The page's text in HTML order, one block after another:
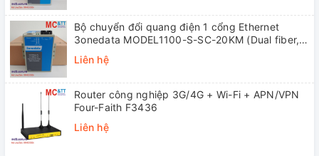
Bộ chuyển đổi quang điện 1 cổng Ethernet
3onedata MODEL1100-S-SC-20KM (Dual fiber,
Liên hệ
Router công nghiệp 3G/4G + Wi-Fi + APN/VPN
Four-Faith F3436
Liên hệ